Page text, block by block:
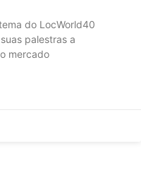
do LocWorld40
palestras a
mercado